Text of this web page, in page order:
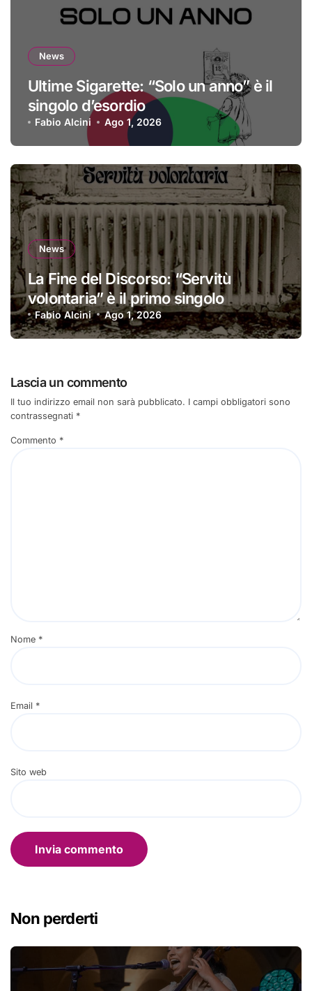
News
Ultime Sigarette: “Solo un anno” è il
singolo d’esordio
Fabio Alcini Ago 1, 2026
News
La Fine del Discorso: “Servitù
volontaria” è il primo singolo
Fabio Alcini Ago 1, 2026
Lascia un commento
Il tuo indirizzo email non sarà pubblicato. I campi obbligatori sono
contrassegnati *
Commento *
Nome *
Email *
Sito web
Non perderti